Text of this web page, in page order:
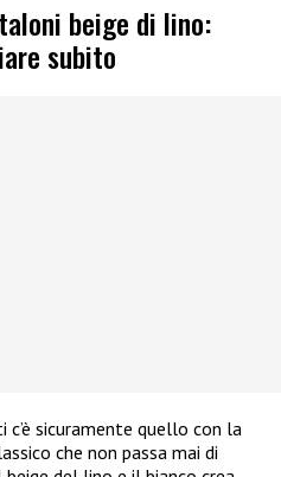
beige di lino:
subito
c’è sicuramente quello con la
che non passa mai di